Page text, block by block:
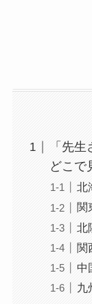
「先
どこで
北
関
北
関
中
九